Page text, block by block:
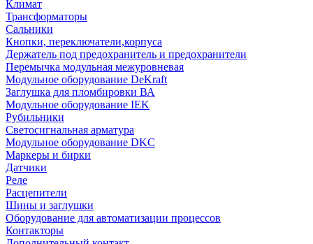
Климат
Трансформаторы
Сальники
Кнопки, переключатели,корпуса
Держатель под предохранитель и предохранители
Перемычка модульная межуровневая
Модульное оборудование DeKraft
Заглушка для пломбировки ВА
Модульное оборудование IEK
Рубильники
Светосигнальная арматура
Модульное оборудование DKC
Маркеры и бирки
Датчики
Реле
Расцепители
Шины и заглушки
Оборудование для автоматизации процессов
Контакторы